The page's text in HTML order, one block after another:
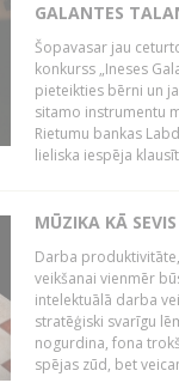
GALANTES
Šopavasar jau
konkurss „Ineses
pieteikties bērni un
sitamo instrumentu
Rietumu bankas
lieliska iespēja
MŪZIKA KĀ
Darba
veikšanai vienmēr
intelektuālā darba
stratēģiski svarīgu
nogurdina, fona
spējas zūd, bet